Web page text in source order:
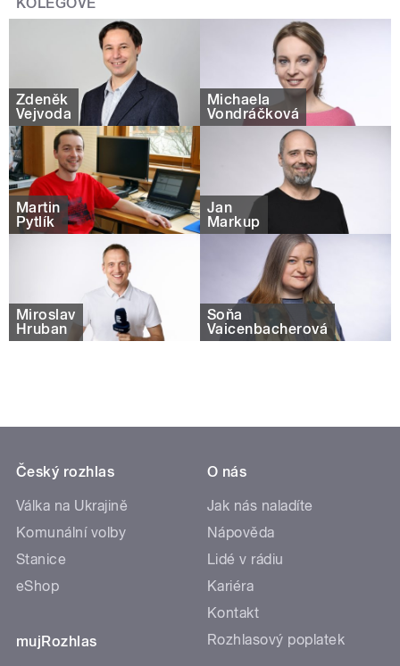
Zdeněk
Vejvoda
Michaela
Vondráčková
Martin
Pytlík
Jan
Markup
Miroslav
Hruban
Soňa
Vaicenbacherová
Český rozhlas
Válka na Ukrajině
Komunální volby
Stanice
eShop
mujRozhlas
O nás
Jak nás naladíte
Nápověda
Lidé v rádiu
Kariéra
Kontakt
Rozhlasový poplatek